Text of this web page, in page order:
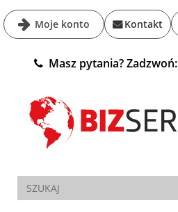
Moje konto Kontakt
Masz pytania? Zadzwoń: